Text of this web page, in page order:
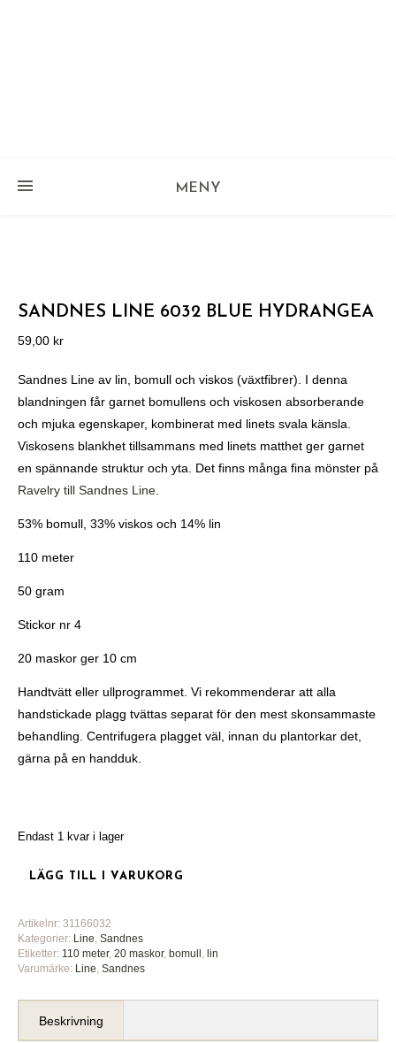
MENY
SANDNES LINE 6032 BLUE HYDRANGEA
59,00 kr
Sandnes Line av lin, bomull och viskos (växtfibrer). I denna
blandningen får garnet bomullens och viskosen absorberande
och mjuka egenskaper, kombinerat med linets svala känsla.
Viskosens blankhet tillsammans med linets matthet ger garnet
en spännande struktur och yta. Det finns många fina mönster på
Ravelry till Sandnes Line
53% bomull, 33% viskos och 14% lin
110 meter
50 gram
Stickor nr 4
20 maskor ger 10 cm
Handtvätt eller ullprogrammet. Vi rekommenderar att alla
handstickade plagg tvättas separat för den mest skonsammaste
behandling. Centrifugera plagget väl, innan du plantorkar det,
gärna på en handduk.
Endast 1 kvar i lager
LÄGG TILL I VARUKORG
Artikelnr: 31166032
Kategorier: Line, Sandnes
Etiketter: 110 meter, 20 maskor, bomull , lin
Varumärke: Line, Sandnes
Beskrivning